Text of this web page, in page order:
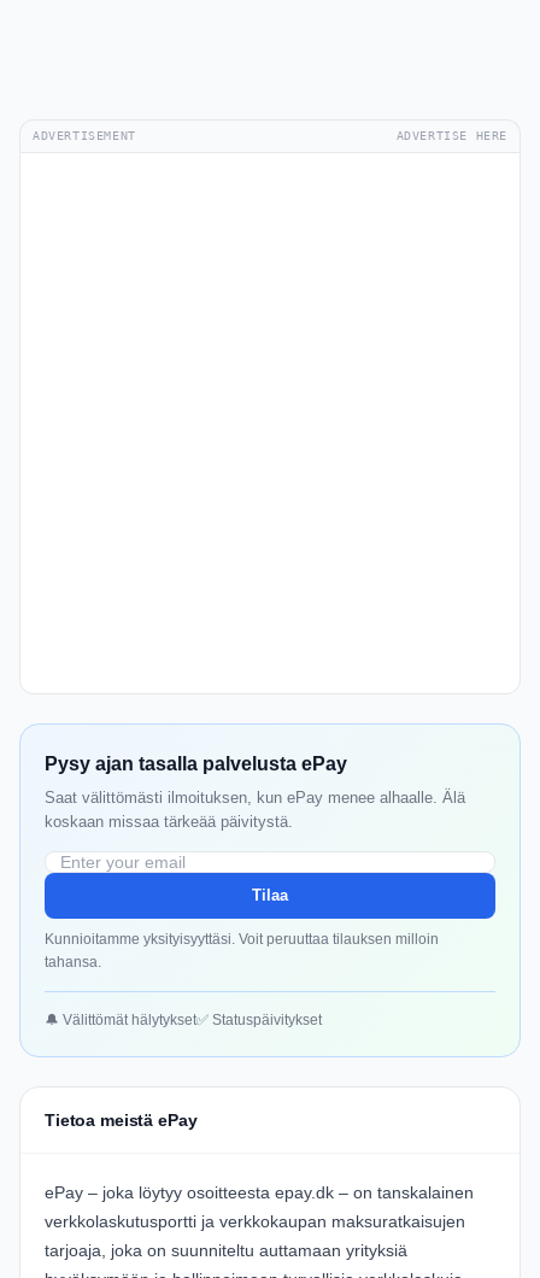
ADVERTISEMENT ADVERTISE HERE
Pysy ajan tasalla palvelusta ePay
Saat välittömästi ilmoituksen, kun ePay menee alhaalle. Älä
koskaan missaa tärkeää päivitystä.
Tilaa
Kunnioitamme yksityisyyttäsi. Voit peruuttaa tilauksen milloin
tahansa.
🔔 Välittömät hälytykset✅ Statuspäivitykset
Tietoa meistä ePay
ePay – joka löytyy osoitteesta epay.dk – on tanskalainen
verkkolaskutusportti ja verkkokaupan maksuratkaisujen
tarjoaja, joka on suunniteltu auttamaan yrityksiä